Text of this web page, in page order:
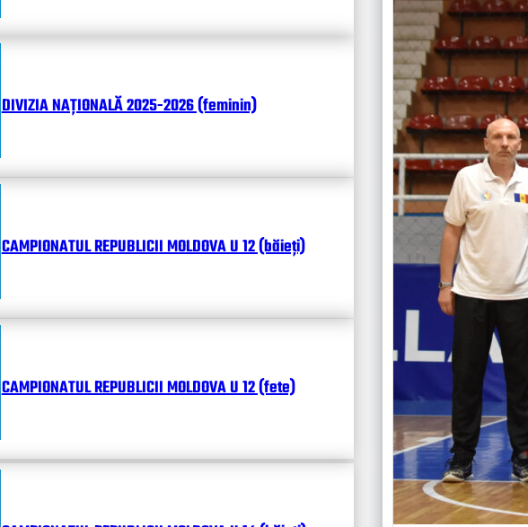
DIVIZIA NAȚIONALĂ 2025-2026 (feminin)
CAMPIONATUL REPUBLICII MOLDOVA U 12 (băieți)
CAMPIONATUL REPUBLICII MOLDOVA U 12 (fete)